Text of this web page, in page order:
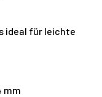
ideal für leichte
mm